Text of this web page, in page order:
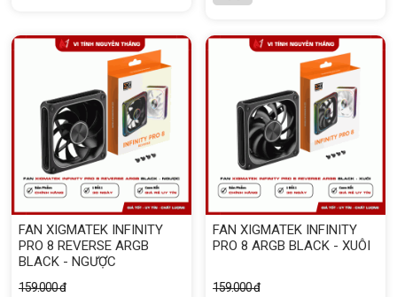
FAN XIGMATEK INFINITY
PRO 8 REVERSE ARGB
BLACK - NGƯỢC
159.000 đ
FAN XIGMATEK INFINITY
PRO 8 ARGB BLACK - XUÔI
159.000 đ